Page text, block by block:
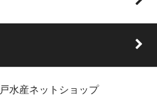
水産ネットショップ